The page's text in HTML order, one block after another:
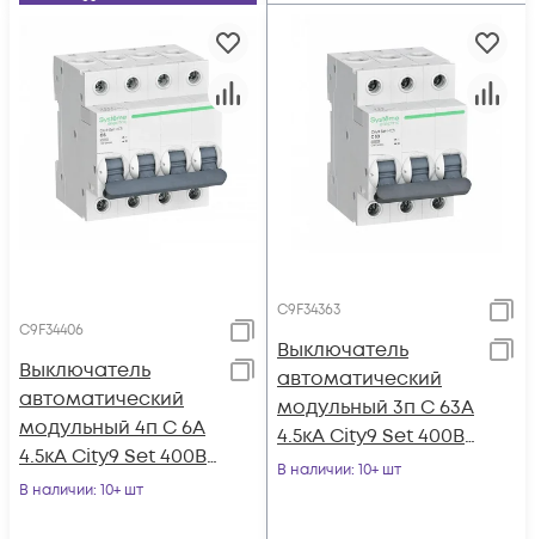
C9F34406
Выключатель
автоматический
модульный 4п C 6А
4.5кА City9 Set 400В
SE C9F34406
В наличии: 10+ шт
C9F34363
Выключатель
автоматический
модульный 3п C 63А
4.5кА City9 Set 400В
SE C9F34363
В наличии: 10+ шт